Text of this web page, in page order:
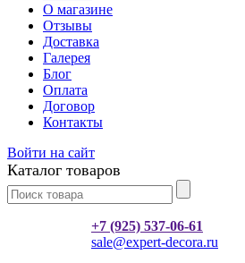
О магазине
Отзывы
Доставка
Галерея
Блог
Оплата
Договор
Контакты
Войти на сайт
Каталог товаров
+7 (925) 537-06-61
sale@expert-decora.ru